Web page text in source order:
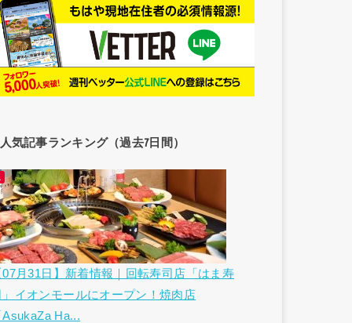
人気記事ランキング（過去7日間）
07月31日】新着情報｜回転寿司店「はま寿
」イオンモールにオープン！焼肉店
AsukaZa Ha...